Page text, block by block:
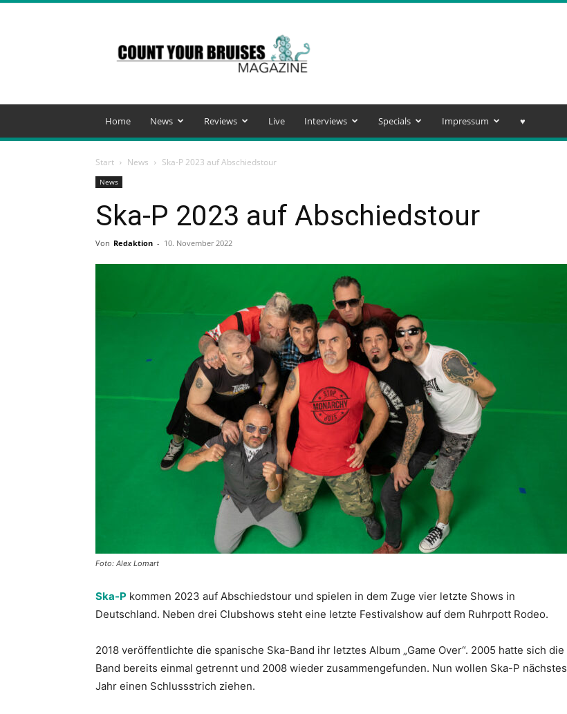
Your
Bruises
Magazine
Home News Reviews Live Interviews Specials Impressum ♥️
Start News Ska-P 2023 auf Abschiedstour
News
Ska-P 2023 auf Abschiedstour
Von Redaktion - 10. November 2022
Foto: Alex Lomart
Ska-P kommen 2023 auf Abschiedstour und spielen in dem Zuge vier letzte Shows in
Deutschland. Neben drei Clubshows steht eine letzte Festivalshow auf dem Ruhrpott Rodeo.
2018 veröffentlichte die spanische Ska-Band ihr letztes Album „Game Over“. 2005 hatte sich die
Band bereits einmal getrennt und 2008 wieder zusammengefunden. Nun wollen Ska-P nächstes
Jahr einen Schlussstrich ziehen.